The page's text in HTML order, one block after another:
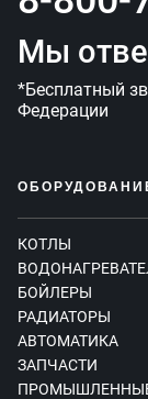
Мы
*Бесплатный
Федерации
КОТЛЫ
БОЙЛЕРЫ
РАДИАТОРЫ
АВТОМАТИКА
ЗАПЧАСТИ